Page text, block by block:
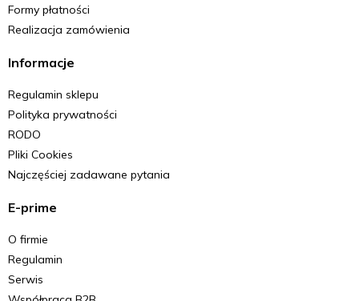
Formy płatności
Realizacja zamówienia
Informacje
Regulamin sklepu
Polityka prywatności
RODO
Pliki Cookies
Najczęściej zadawane pytania
E-prime
O firmie
Regulamin
Serwis